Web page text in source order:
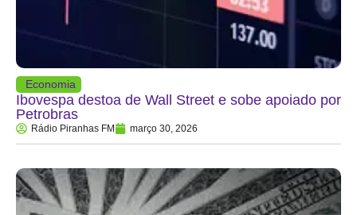
Economia
Ibovespa destoa de Wall Street e sobe apoiado por
Petrobras
Rádio Piranhas FM março 30, 2026